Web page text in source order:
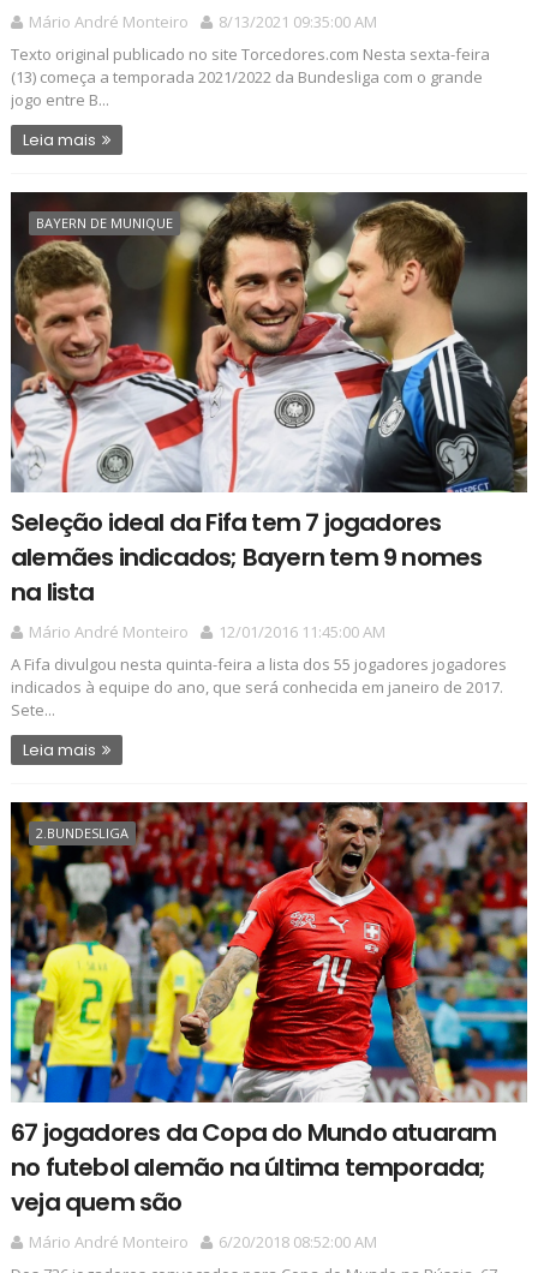
Mário André Monteiro
8/13/2021 09:35:00 AM
Texto original publicado no site Torcedores.com Nesta sexta-feira
(13) começa a temporada 2021/2022 da Bundesliga com o grande
jogo entre B...
Leia mais
BAYERN DE MUNIQUE
Seleção ideal da Fifa tem 7 jogadores
alemães indicados; Bayern tem 9 nomes
na lista
Mário André Monteiro
12/01/2016 11:45:00 AM
A Fifa divulgou nesta quinta-feira a lista dos 55 jogadores jogadores
indicados à equipe do ano, que será conhecida em janeiro de 2017.
Sete...
Leia mais
2.BUNDESLIGA
67 jogadores da Copa do Mundo atuaram
no futebol alemão na última temporada;
veja quem são
Mário André Monteiro
6/20/2018 08:52:00 AM